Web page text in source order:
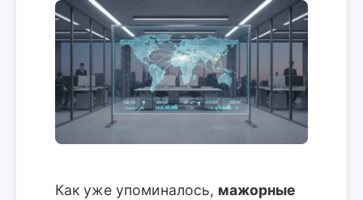
Как уже упоминалось, мажорные